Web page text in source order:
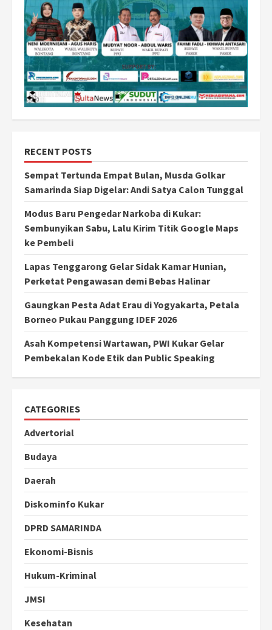
RECENT POSTS
Sempat Tertunda Empat Bulan, Musda Golkar
Samarinda Siap Digelar: Andi Satya Calon Tunggal
Modus Baru Pengedar Narkoba di Kukar:
Sembunyikan Sabu, Lalu Kirim Titik Google Maps
ke Pembeli
Lapas Tenggarong Gelar Sidak Kamar Hunian,
Perketat Pengawasan demi Bebas Halinar
Gaungkan Pesta Adat Erau di Yogyakarta, Petala
Borneo Pukau Panggung IDEF 2026
Asah Kompetensi Wartawan, PWI Kukar Gelar
Pembekalan Kode Etik dan Public Speaking
CATEGORIES
Advertorial
Budaya
Daerah
Diskominfo Kukar
DPRD SAMARINDA
Ekonomi-Bisnis
Hukum-Kriminal
JMSI
Kesehatan